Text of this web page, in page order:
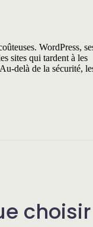
WordPress,
sites qui tardent à les
delà de la sécurité,
choisir